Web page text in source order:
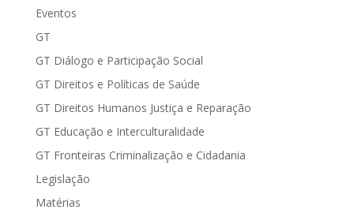
Eventos
GT
GT Diálogo e Participação Social
GT Direitos e Políticas de Saúde
GT Direitos Humanos Justiça e Reparação
GT Educação e Interculturalidade
GT Fronteiras Criminalização e Cidadania
Legislação
Matérias